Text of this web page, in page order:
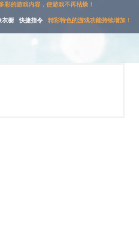
彩的游戏内容，使游戏不再枯燥！
衣橱 快捷指令 精彩特色的游戏功能持续增加！